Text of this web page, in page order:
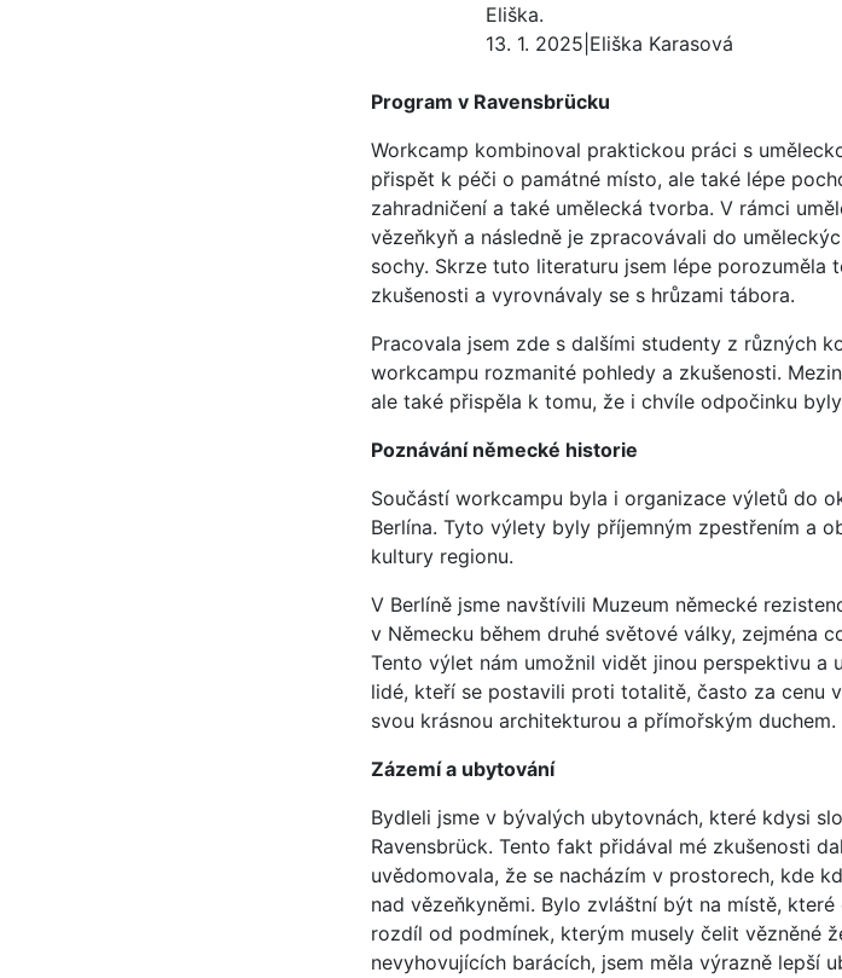
Eliška.
13. 1. 2025 Eliška Karasová
Program v Ravensbrücku
Workcamp kombinoval praktickou práci s
přispět k péči o památné místo, ale také lépe
zahradničení a také umělecká tvorba. V rámci
vězeňkyň a následně je zpracovávali do
sochy. Skrze tuto literaturu jsem lépe porozuměla
zkušenosti a vyrovnávaly se s hrůzami tábora.
Pracovala jsem zde s dalšími studenty z různých
workcampu rozmanité pohledy a zkušenosti.
ale také přispěla k tomu, že i chvíle odpočinku
Poznávání německé historie
Součástí workcampu byla i organizace výletů do
Berlína. Tyto výlety byly příjemným zpestřením a
kultury regionu.
V Berlíně jsme navštívili Muzeum německé
v Německu během druhé světové války, zejména
Tento výlet nám umožnil vidět jinou perspektivu
lidé, kteří se postavili proti totalitě, často za cenu
svou krásnou architekturou a přímořským duchem.
Zázemí a ubytování
Bydleli jsme v bývalých ubytovnách, které kdysi
Ravensbrück. Tento fakt přidával mé zkušenosti
uvědomovala, že se nacházím v prostorech, kde
nad vězeňkyněmi. Bylo zvláštní být na místě,
rozdíl od podmínek, kterým musely čelit vězněné
nevyhovujících barácích, jsem měla výrazně lepší